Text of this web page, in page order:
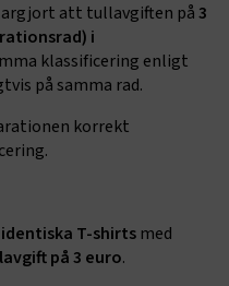
att tullavgiften på3
i
klassificering enligt
på samma rad.
korrekt
T-shirts med
på 3 euro.